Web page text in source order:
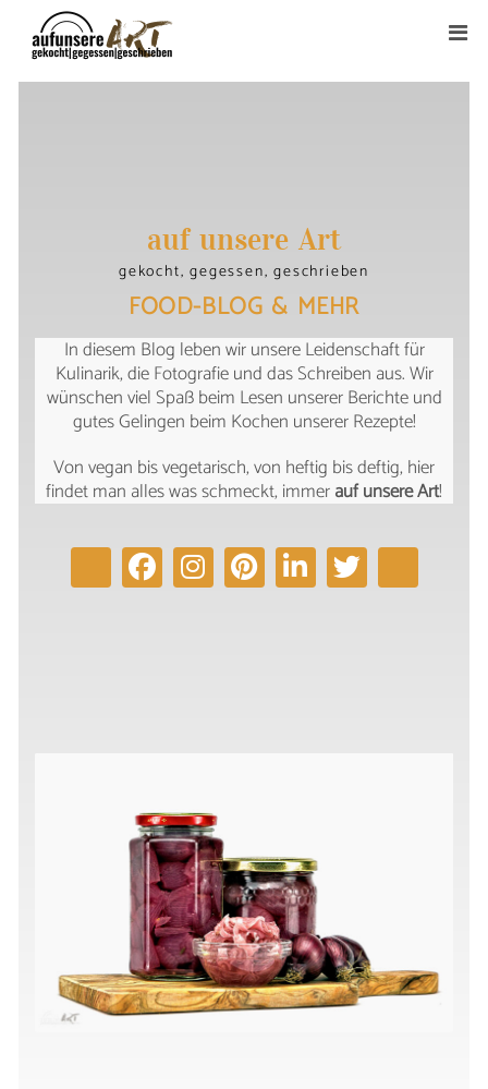
auf unsere Art
gekocht, gegessen, geschrieben
FOOD-BLOG & MEHR
In diesem Blog leben wir unsere Leidenschaft für
Kulinarik, die Fotografie und das Schreiben aus. Wir
wünschen viel Spaß beim Lesen unserer Berichte und
gutes Gelingen beim Kochen unserer Rezepte!
Von vegan bis vegetarisch, von heftig bis deftig, hier
findet man alles was schmeckt, immerauf unsere Art!